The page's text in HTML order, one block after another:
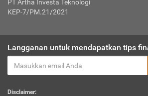
PT Artha Investa Teknologi
KEP-7/PM.21/2021
Langganan untuk mendapatkan tips
Disclaimer: